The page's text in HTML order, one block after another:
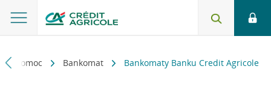
i pomoc Bankomat Bankomaty Banku Credit Agricole